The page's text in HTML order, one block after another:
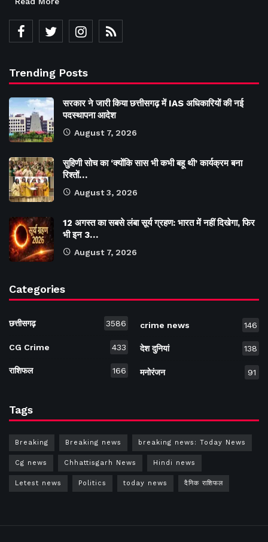
Trending Posts
सरकार ने जारी किया छत्तीसगढ़ में IAS अधिकारियों की नई
पदस्थापना आदेश
August 7, 2026
सुहिणी सोच का ‘क्योंकि सास भी कभी बहू थी’ कार्यक्रम बना
रिश्तों…
August 3, 2026
12 अगस्त का सबसे लंबा सूर्य ग्रहण: भारत में नहीं दिखेगा, फिर
भी इन 3…
August 7, 2026
Categories
छत्तीसगढ़ 3586
CG Crime 433
राशिफल 166
crime news 146
देश दुनियां 138
मनोरंजन 91
Tags
Breaking Breaking news breaking news: Today News
Cg news Chhattisgarh News Hindi news
Letest news Politics today news दैनिक राशिफल